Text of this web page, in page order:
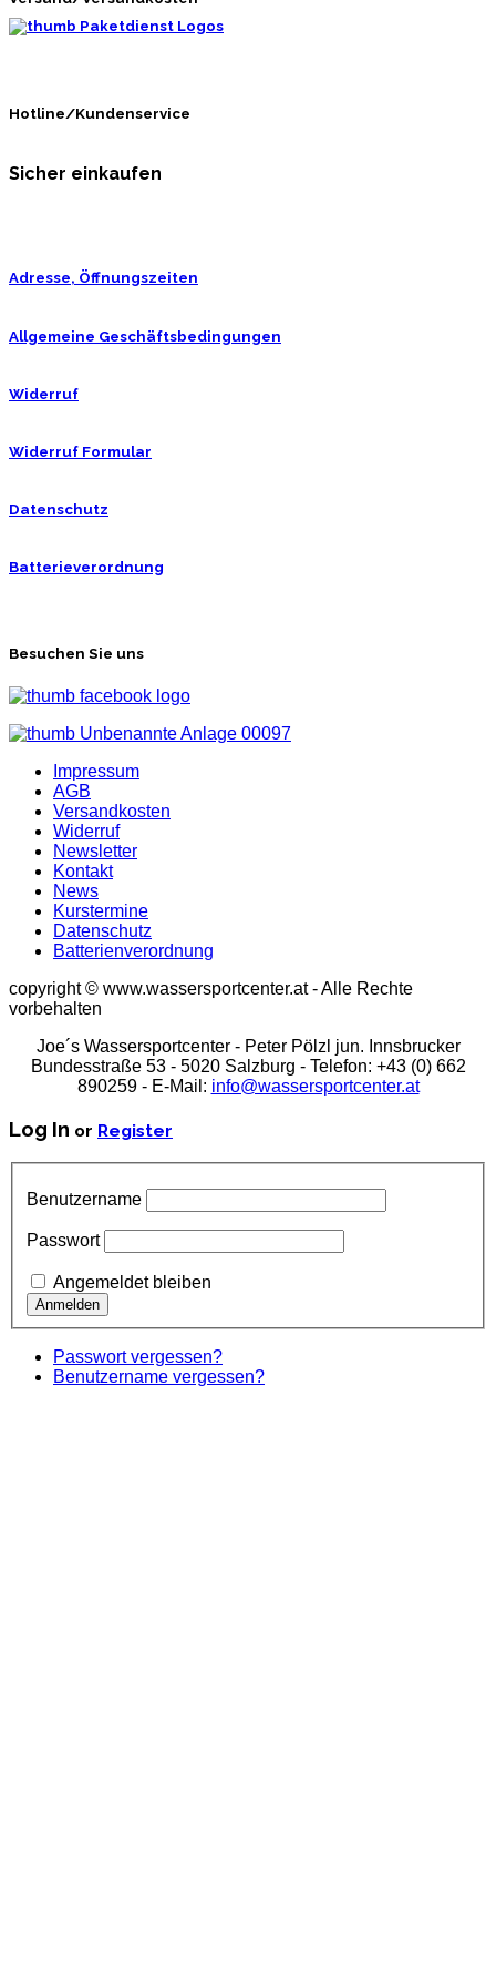
Hotline/Kundenservice
Sicher einkaufen
Adresse, Öffnungszeiten
Allgemeine Geschäftsbedingungen
Widerruf
Widerruf Formular
Datenschutz
Batterieverordnung
Besuchen Sie uns
Impressum
AGB
Versandkosten
Widerruf
Newsletter
Kontakt
News
Kurstermine
Datenschutz
Batterienverordnung
copyright © www.wassersportcenter.at - Alle Rechte
vorbehalten
Joe´s Wassersportcenter - Peter Pölzl jun. Innsbrucker
Bundesstraße 53 - 5020 Salzburg - Telefon: +43 (0) 662
890259 - E-Mail: info@wassersportcenter.at
Log In or Register
Benutzername
Passwort
Angemeldet bleiben
Passwort vergessen?
Benutzername vergessen?